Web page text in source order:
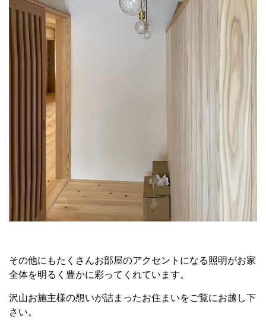
その他にもたくさんお部屋のアクセントになる照明がお家
全体を明るく豊かに彩ってくれています。
沢山お施主様の想いが詰まったお住まいをご覧にお越し下
さい。